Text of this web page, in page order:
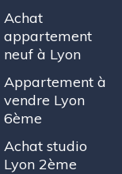
Achat
appartement
neuf à Lyon
Appartement à
vendre Lyon
6ème
Achat studio
Lyon 2ème